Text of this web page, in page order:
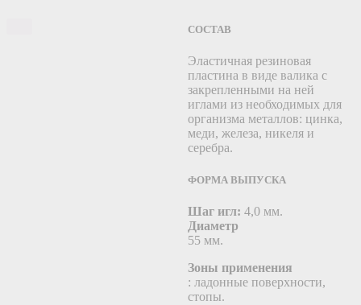
СОСТАВ
Эластичная резиновая
пластина в виде валика с
закрепленными на ней
иглами из необходимых для
организма металлов: цинка,
меди, железа, никеля и
серебра.
ФОРМА ВЫПУСКА
Шаг игл: 4,0 мм.
Диаметр
55 мм.
Зоны применения
: ладонные поверхности,
стопы.